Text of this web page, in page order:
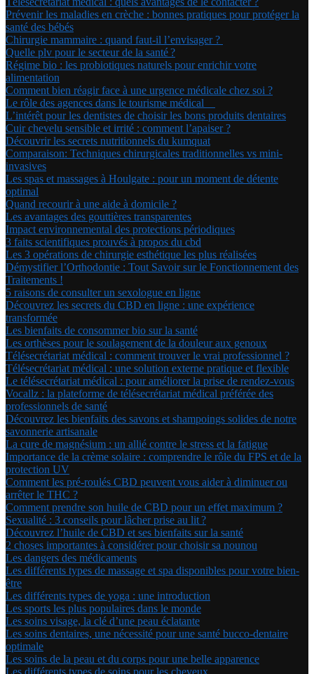
Prévenir les maladies en crèche : bonnes pratiques pour protéger la
santé des bébés
Chirurgie mammaire : quand faut-il l’envisager ?
Quelle plv pour le secteur de la santé ?
Régime bio : les probiotiques naturels pour enrichir votre
alimentation
Comment bien réagir face à une urgence médicale chez soi ?
Le rôle des agences dans le tourisme médical
L’intérêt pour les dentistes de choisir les bons produits dentaires
Cuir chevelu sensible et irrité : comment l’apaiser ?
Découvrir les secrets nutritionnels du kumquat
Comparaison: Techniques chirurgicales traditionnelles vs mini-
invasives
Les spas et massages à Houlgate : pour un moment de détente
optimal
Quand recourir à une aide à domicile ?
Les avantages des gouttières transparentes
Impact environnemental des protections périodiques
3 faits scientifiques prouvés à propos du cbd
Les 3 opérations de chirurgie esthétique les plus réalisées
Démystifier l’Orthodontie : Tout Savoir sur le Fonctionnement des
Traitements !
5 raisons de consulter un sexologue en ligne
Découvrez les secrets du CBD en ligne : une expérience
transformée
Les bienfaits de consommer bio sur la santé
Les orthèses pour le soulagement de la douleur aux genoux
Télésecrétariat médical : comment trouver le vrai professionnel ?
Télésecrétariat médical : une solution externe pratique et flexible
Le télésecrétariat médical : pour améliorer la prise de rendez-vous
Vocallz : la plateforme de télésecrétariat médical préférée des
professionnels de santé
Découvrez les bienfaits des savons et shampoings solides de notre
savonnerie artisanale
La cure de magnésium : un allié contre le stress et la fatigue
Importance de la crème solaire : comprendre le rôle du FPS et de la
protection UV
Comment les pré-roulés CBD peuvent vous aider à diminuer ou
arrêter le THC ?
Comment prendre son huile de CBD pour un effet maximum ?
Sexualité : 3 conseils pour lâcher prise au lit ?
Découvrez l’huile de CBD et ses bienfaits sur la santé
2 choses importantes à considérer pour choisir sa nounou
Les dangers des médicaments
Les différents types de massage et spa disponibles pour votre bien-
être
Les différents types de yoga : une introduction
Les sports les plus populaires dans le monde
Les soins visage, la clé d’une peau éclatante
Les soins dentaires, une nécessité pour une santé bucco-dentaire
optimale
Les soins de la peau et du corps pour une belle apparence
Les différents types de soins pour les cheveux